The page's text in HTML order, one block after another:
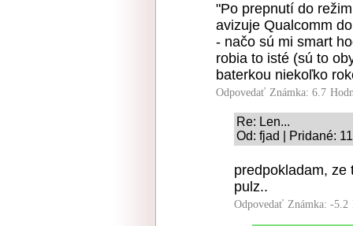
"Po prepnutí do
avizuje Qualcomm
- načo sú mi smart
robia to isté (sú to
baterkou niekoľko
Odpovedať Známka: 6.7
Re: Len...
Od: fjad | Pridané:
predpokladam, ze
pulz..
Odpovedať Známka: -5.2